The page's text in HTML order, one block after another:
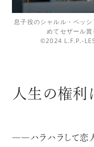
息子役のシャルル・ペッ
めてセザール賞
©2024 L.F.P.-
人生の権利
――ハラハラして恋